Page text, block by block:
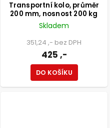
Transportní kolo, průměr
200 mm, nosnost 200 kg
Skladem
351,24 ,- bez DPH
425 ,-
DO KOŠÍKU